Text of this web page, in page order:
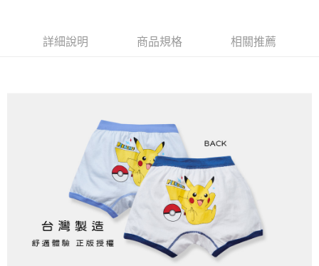
ATM付款
每筆NT$80，滿NT$899(含以上)免運費
每筆NT$80，滿NT$859(含以上)免運費
7-11取貨付款
每筆NT$80，滿NT$899(含以上)免運費
每筆NT$80，滿NT$859(含以上)免運費
詳細說明 商品規格 相關推薦